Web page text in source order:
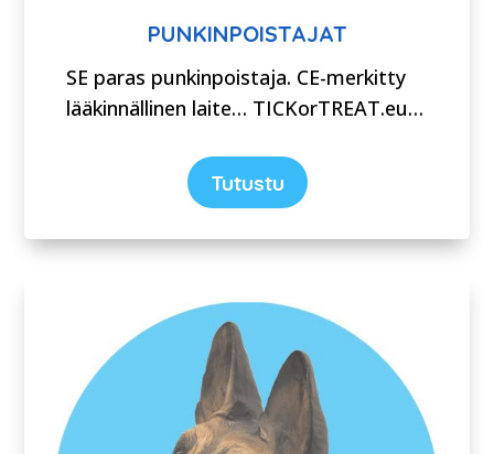
PUNKINPOISTAJAT
SE paras punkinpoistaja. CE-merkitty
lääkinnällinen laite… TICKorTREAT.eu…
Tutustu